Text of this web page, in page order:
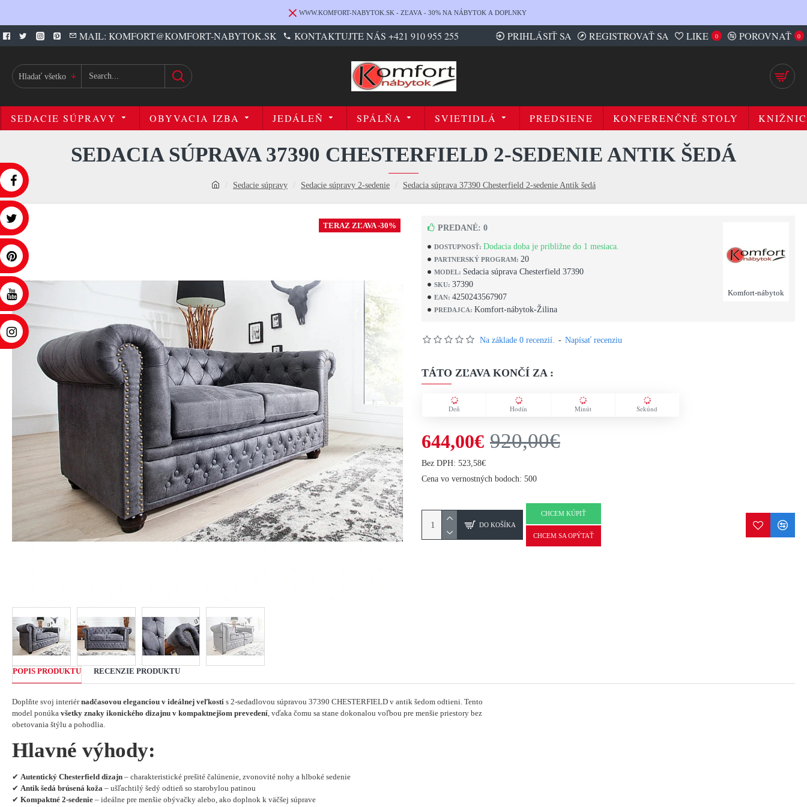
WWW.KOMFORT-NABYTOK.SK - ZĽAVA - 30% NA NÁBYTOK A DOPLNKY
MAIL: KOMFORT@KOMFORT-NABYTOK.SK KONTAKTUJTE NÁS +421 910 955 255 PRIHLÁSIŤ SA REGISTROVAŤ SA LIKE 0 POROVNAŤ 0
Hladať všetko
SEDACIE SÚPRAVY OBYVACIA IZBA JEDÁLEŇ SPÁLŇA SVIETIDLÁ PREDSIENE KONFERENČNÉ STOLY
Sedacie súpravy Sedacie súpravy 2-sedenie Sedacia súprava 37390 Chesterfield 2-sedenie Antik šedá
SEDACIA SÚPRAVA 37390 CHESTERFIELD 2-SEDENIE ANTIK ŠEDÁ
TERAZ ZĽAVA -30%
DOSTUPNOSŤ: Dodacia doba je približne do 1 mesiaca.
PARTNERSKÝ PROGRAM: 20
MODEL: Sedacia súprava Chesterfield 37390
SKU: 37390
EAN: 4250243567907
PREDAJCA: Komfort-nábytok-Žilina
Komfort-nábytok
PREDANÉ: 0
Na základe 0 recenzií. - Napísať recenziu
TÁTO ZĽAVA KONČÍ ZA :
Deň Hodín Minút Sekúnd
644,00€ 920,00€
Bez DPH: 523,58€
Cena vo vernostných bodoch: 500
DO KOŠÍKA
CHCEM KÚPIŤ
CHCEM SA OPÝTAŤ
POPIS PRODUKTU RECENZIE PRODUKTU
Doplňte svoj interiérnadčasovou eleganciou v ideálnej veľkosti s 2-sedadlovou súpravou 37390 CHESTERFIELD v antik šedom odtieni. Tento
model ponúka všetky znaky ikonického dizajnu v kompaktnejšom prevedení , vďaka čomu sa stane dokonalou voľbou pre menšie priestory bez
obetovania štýlu a pohodlia.
Hlavné výhody:
✔ Autentický Chesterfield dizajn – charakteristické prešité čalúnenie, zvonovité nohy a hlboké sedenie
✔ Antik šedá brúsená koža – ušľachtilý šedý odtieň so starobylou patinou
✔ Kompaktné 2-sedenie – ideálne pre menšie obývačky alebo, ako doplnok k väčšej súprave